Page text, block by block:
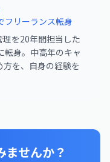
フリーランス転身
を20年間担当した
転身。中高年のキャ
方を、自身の経験を
ませんか？